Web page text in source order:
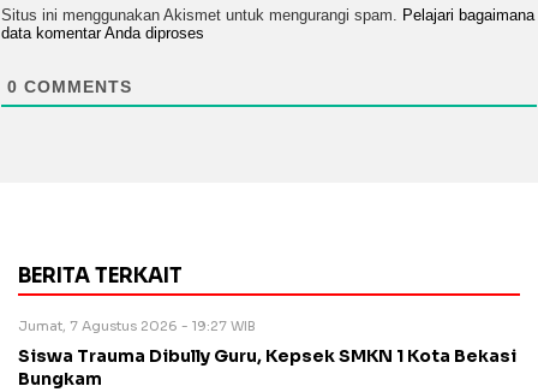
Situs ini menggunakan Akismet untuk mengurangi spam. Pelajari bagaimana
data komentar Anda diproses
0 COMMENTS
BERITA TERKAIT
Jumat, 7 Agustus 2026 - 19:27 WIB
Siswa Trauma Dibully Guru, Kepsek SMKN 1 Kota Bekasi
Bungkam